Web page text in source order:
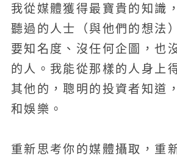
我從媒體獲得最寶貴的知識
聽過的人士（與他們的想法
要知名度、沒任何企圖，也
的人。我能從那樣的人身上
其他的，聰明的投資者知道
和娛樂。
重新思考你的媒體攝取，重